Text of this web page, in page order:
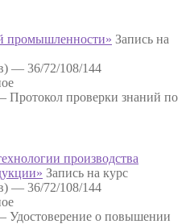
промышленности» Запись на
— 36/72/108/144
Протокол проверки знаний по
производства
Запись на курс
— 36/72/108/144
Удостоверение о повышении